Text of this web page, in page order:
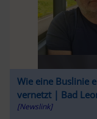
Wie eine Buslinie
vernetzt | Bad
Český Krumlov
[Newslink]